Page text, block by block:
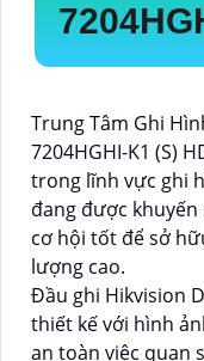
Trung Tâm Ghi
7204HGHI-K1 (S)
trong lĩnh vực ghi
đang được
cơ hội tốt để sở
lượng cao.
Đầu ghi Hikvision
thiết kế với hình
an toàn việc quan